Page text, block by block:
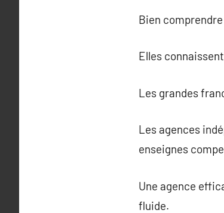
Bien
Elles
Les grandes
Les agences
enseignes
Une agence
fluide.